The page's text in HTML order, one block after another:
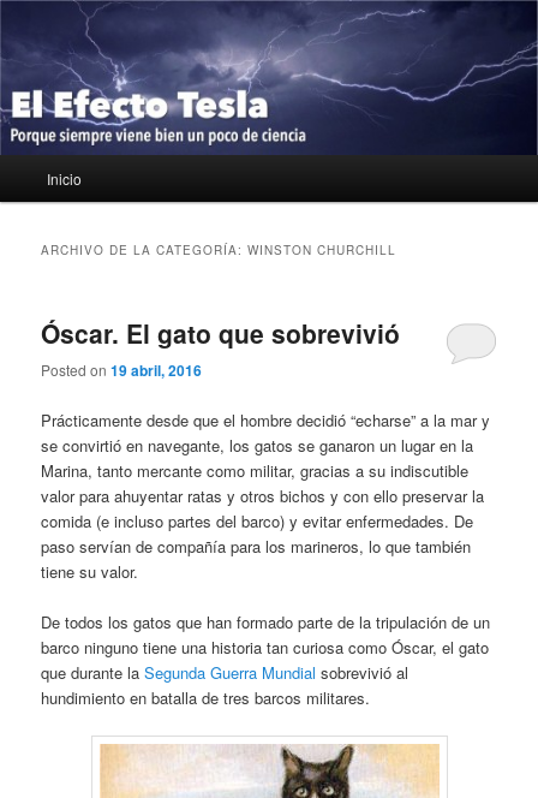
contenido
principal
contenido
secundario
El Efecto Tesla
Porque siempre viene bien un poco de ciencia
principal
Inicio
ARCHIVO DE LA CATEGORÍA:WINSTON CHURCHILL
Óscar. El gato que sobrevivió
Posted on19 abril, 2016
Prácticamente desde que el hombre decidió “echarse” a la mar y
se convirtió en navegante, los gatos se ganaron un lugar en la
Marina, tanto mercante como militar, gracias a su indiscutible
valor para ahuyentar ratas y otros bichos y con ello preservar la
comida (e incluso partes del barco) y evitar enfermedades. De
paso servían de compañía para los marineros, lo que también
tiene su valor.
De todos los gatos que han formado parte de la tripulación de un
barco ninguno tiene una historia tan curiosa como Óscar, el gato
que durante laSegunda Guerra Mundial sobrevivió al
hundimiento en batalla de tres barcos militares.